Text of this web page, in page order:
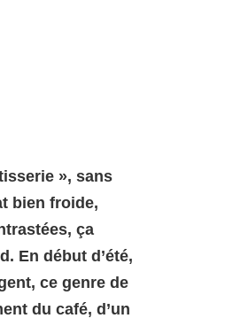
», sans
bien froide,
ça
En début d’été,
ce genre de
du café, d’un